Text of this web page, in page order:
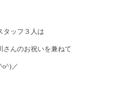
タッフ３人は
さんのお祝いを兼ねて
／